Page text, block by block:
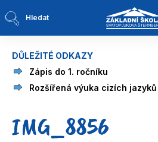
Hledat
DŮLEŽITÉ ODKAZY
Zápis do 1. ročníku
Rozšířená výuka cizích jazyků
IMG_8856